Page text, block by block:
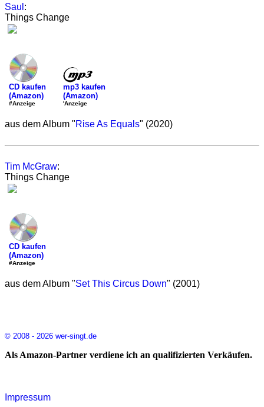
Saul :
Things Change
CD kaufen
(Amazon)
#Anzeige
mp3 kaufen
(Amazon)
'Anzeige
aus dem Album "Rise As Equals" (2020)
Tim McGraw:
Things Change
CD kaufen
(Amazon)
#Anzeige
aus dem Album "Set This Circus Down" (2001)
© 2008 - 2026 wer-singt.de
Als Amazon-Partner verdiene ich an qualifizierten Verkäufen.
Impressum